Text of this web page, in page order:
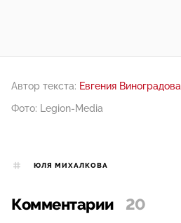
Автор текста: Евгения Виноградова
Фото: Legion-Media
ЮЛЯ МИХАЛКОВА
Комментарии 20